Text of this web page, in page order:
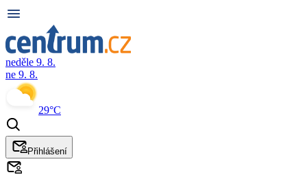
neděle 9. 8.
ne 9. 8.
29°C
Přihlášení